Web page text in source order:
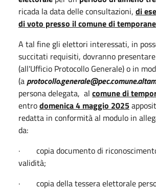
ricada la data delle consultazioni, di
di voto presso il comune di
A tal fine gli elettori interessati, in
succitati requisiti, dovranno
(all'Ufficio Protocollo Generale) o in
(a
persona delegata, al comune di
entrodomenica 4 maggio 2025
redatta in conformità al modulo in
da:
· copia documento di
validità;
· copia della tessera elettorale